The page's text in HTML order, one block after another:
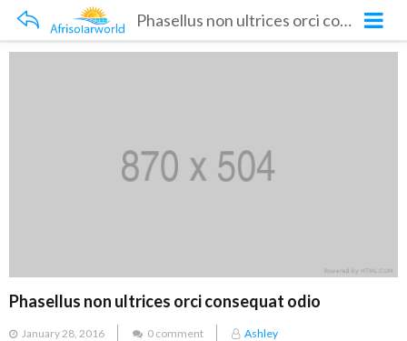
Phasellus non ultrices orci consequat odio
Phasellus non ultrices orci consequat odio
Posted
January 28, 2016 0 comment Ashley